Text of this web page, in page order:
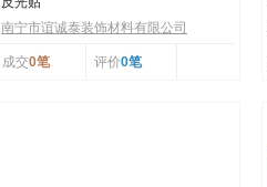
南宁市谊诚泰装饰材料有限公司
成交0笔 评价0笔